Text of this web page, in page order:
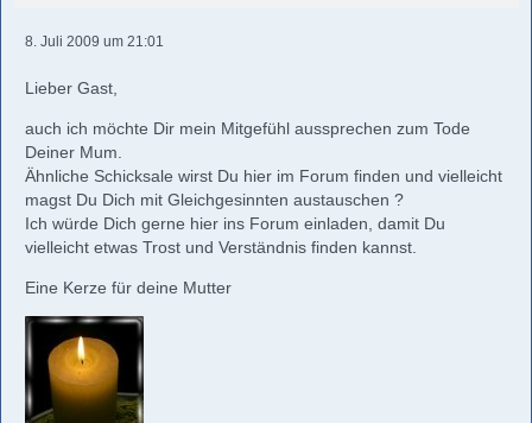
8. Juli 2009 um 21:01
Lieber Gast,
auch ich möchte Dir mein Mitgefühl aussprechen zum Tode
Deiner Mum.
Ähnliche Schicksale wirst Du hier im Forum finden und vielleicht
magst Du Dich mit Gleichgesinnten austauschen ?
Ich würde Dich gerne hier ins Forum einladen, damit Du
vielleicht etwas Trost und Verständnis finden kannst.
Eine Kerze für deine Mutter